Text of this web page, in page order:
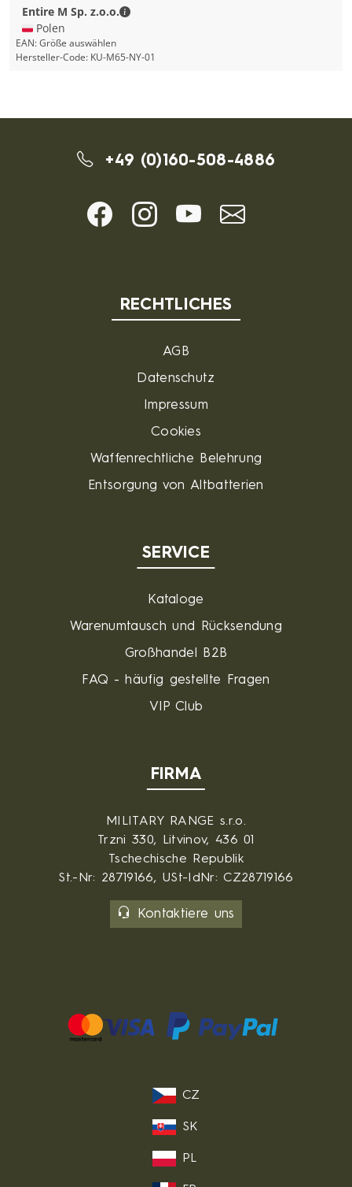
Entire M Sp. z.o.o.
Entire M Sp. z.o.o. - Kontaktdaten
🇵🇱 Polen
EAN:Größe auswählen
Hersteller-Code: KU-M65-NY-01
+49 (0)160-508-4886
RECHTLICHES
AGB
Datenschutz
Impressum
Cookies
Waffenrechtliche Belehrung
Entsorgung von Altbatterien
SERVICE
Kataloge
Warenumtausch und Rücksendung
Großhandel B2B
FAQ - häufig gestellte Fragen
VIP Club
FIRMA
MILITARY RANGE s.r.o.
Trzni 330, Litvinov, 436 01
Tschechische Republik
St.-Nr: 28719166, USt-IdNr: CZ28719166
Kontaktiere uns
CZ
SK
PL